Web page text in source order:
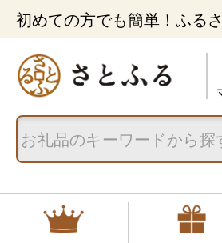
初めての方でも簡単！ふる